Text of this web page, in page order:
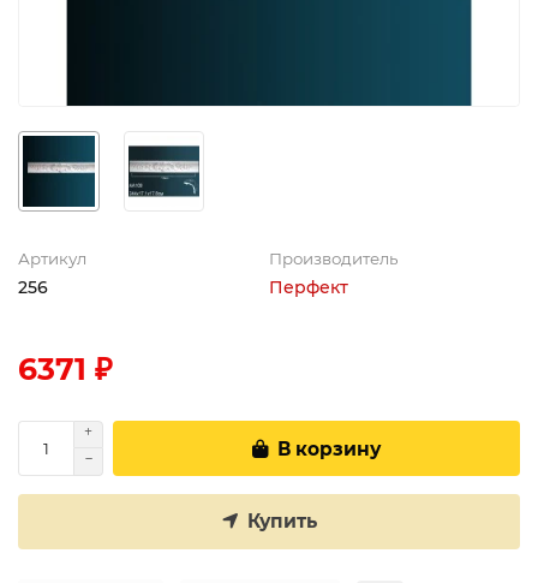
Артикул
256
Производитель
Перфект
6371 ₽
В корзину
Купить